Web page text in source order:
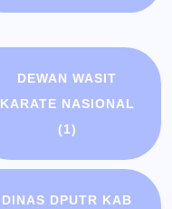
DEWAN WASIT
KARATE NASIONAL
(1)
DINAS DPUTR KAB